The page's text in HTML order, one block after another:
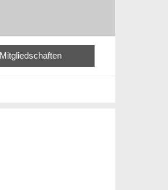
Mitgliedschaften